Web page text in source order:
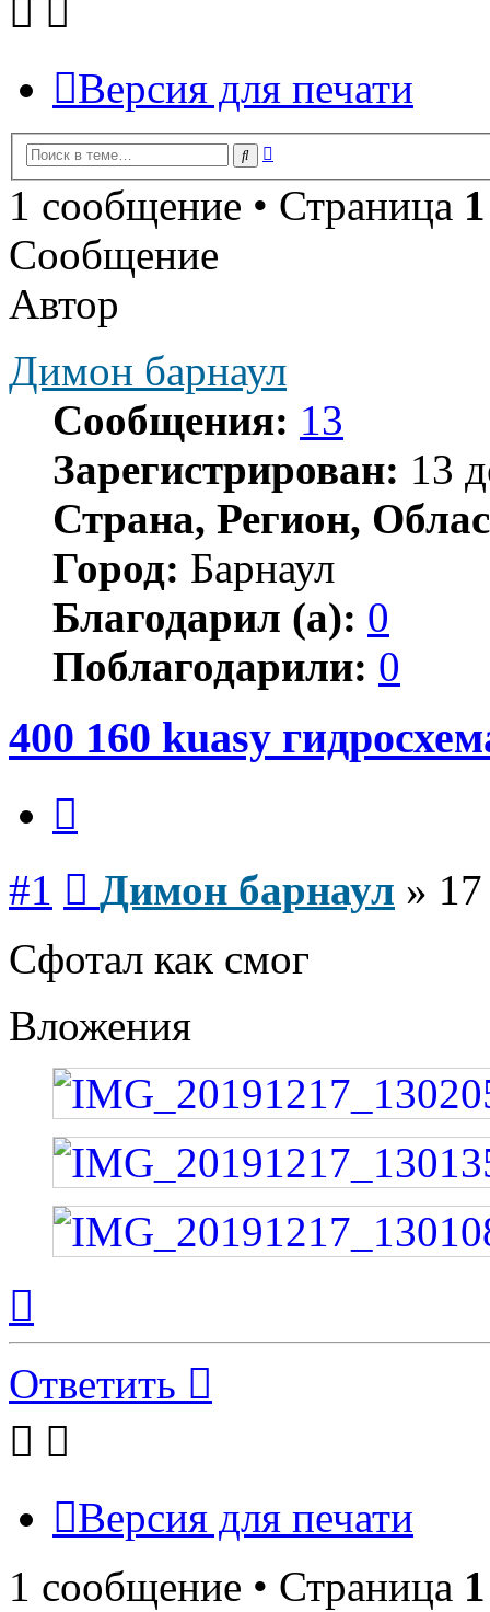
Версия для печати
Поиск
1 сообщение • Страница 1
Сообщение
Автор
Димон барнаул
Сообщения: 13
Зарегистрирован: 13
Страна, Регион,
Город: Барнаул
Благодарил (а): 0
Поблагодарили: 0
400 160 kuasy
#1 Димон барнаул »
Сфотал как смог
Вложения
началу
Ответить
Версия для печати
1 сообщение • Страница 1